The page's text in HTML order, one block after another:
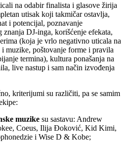
na odabir finalista i glasove žirija
utisak koji takmičar ostavlja,
i potencijal, poznavanje
znanja DJ-inga, korišćenje efekata,
(koja je vrlo negativno uticala na
muzike, poštovanje forme i pravila
termina), kultura ponašanja na
live nastup i sam način izvođenja
kriterijumi su različiti, pa se samim
muzike su sastavu: Andrew
Coeus, Ilija Đoković, Kid Kimi,
i Wise D & Kobe;